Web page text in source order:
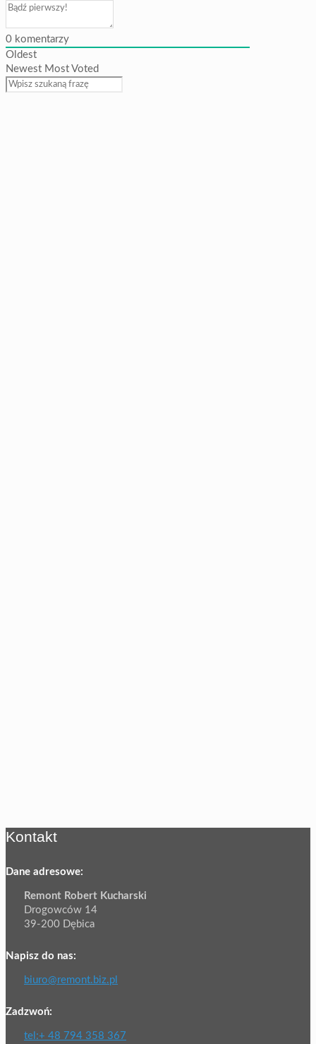
0 komentarzy
Oldest
Newest Most Voted
Kontakt
Dane adresowe:
Remont Robert Kucharski
Drogowców 14
39-200 Dębica
Napisz do nas:
biuro@remont.biz.pl
Zadzwoń:
tel:+ 48 794 358 367